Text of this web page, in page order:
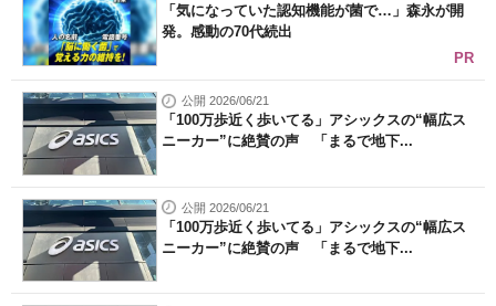
「気になっていた認知機能が菌で…」森永が開
発。感動の70代続出
PR
公開 2026/06/21
「100万歩近く歩いてる」アシックスの“幅広ス
ニーカー”に絶賛の声 「まるで地下...
公開 2026/06/21
「100万歩近く歩いてる」アシックスの“幅広ス
ニーカー”に絶賛の声 「まるで地下...